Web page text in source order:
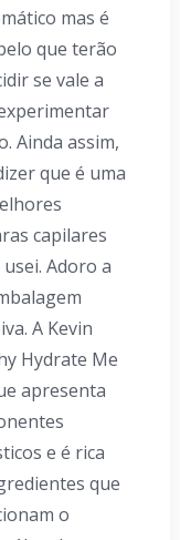
mas é
que terão
se vale a
Ainda assim,
que é uma
capilares
Adoro a
A Kevin
Hydrate Me
apresenta
e é rica
que
o